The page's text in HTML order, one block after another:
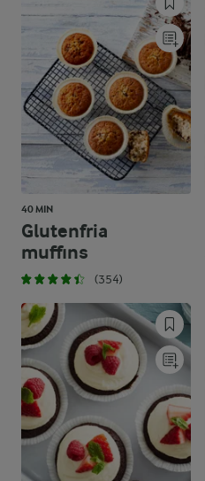
40 MIN
Glutenfria
muffins
(354)